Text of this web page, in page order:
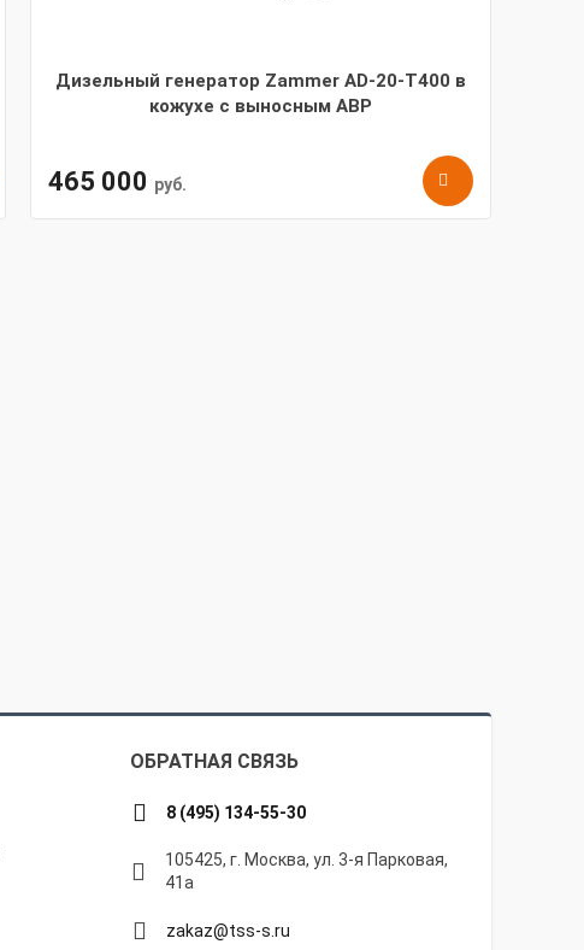
Дизельный генератор Zammer AD-20-Т400 в
кожухе с выносным АВР
465 000 руб.
ОБРАТНАЯ СВЯЗЬ
8 (495) 134-55-30
105425, г. Москва, ул. 3-я Парковая,
41а
zakaz@tss-s.ru